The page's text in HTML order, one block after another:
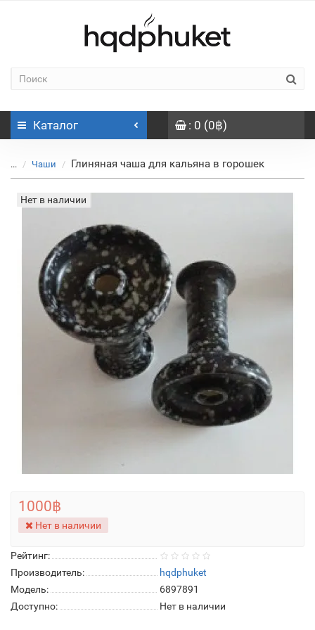
Каталог : 0 (0฿)
... Чаши Глиняная чаша для кальяна в горошек
Нет в наличии
Рейтинг:
Производитель:
hqdphuket
Модель:
6897891
Доступно:
Нет в наличии
1000฿
Нет в наличии